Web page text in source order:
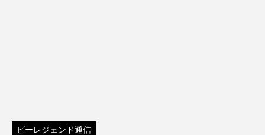
ビーレジェンド通信